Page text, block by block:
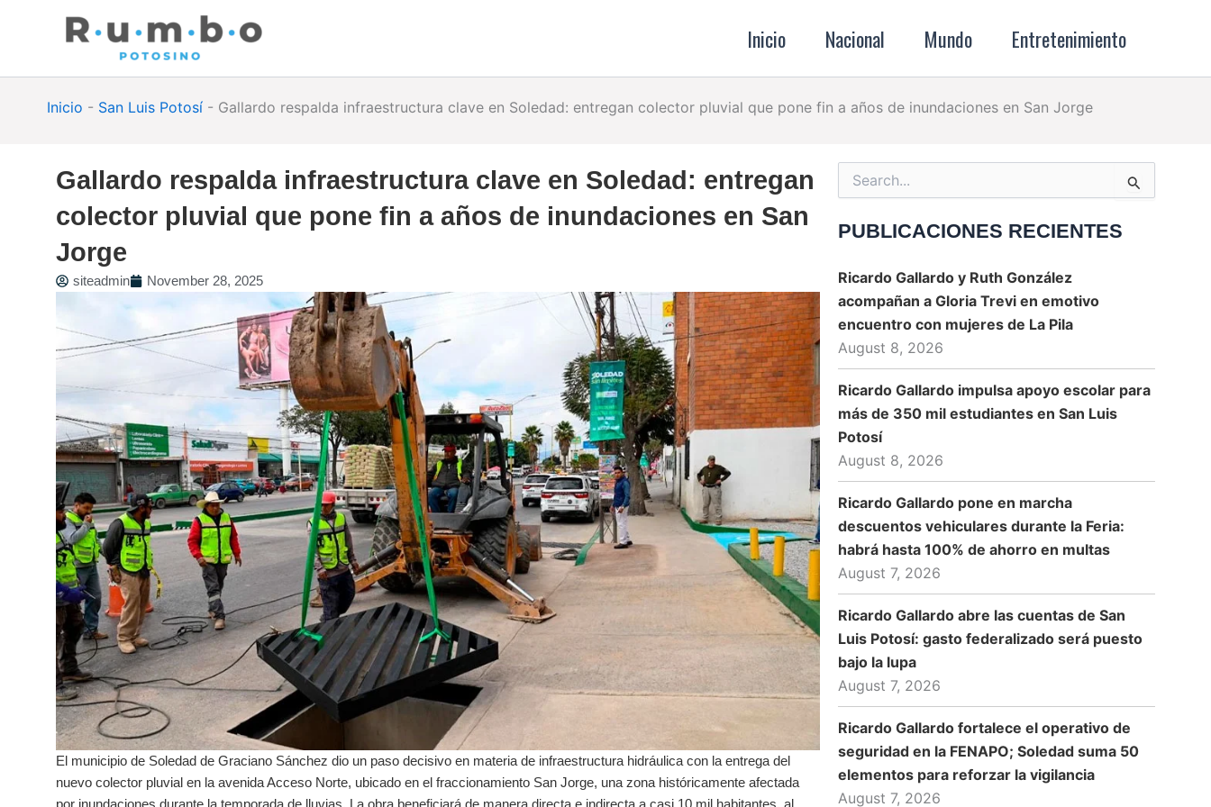
Inicio Nacional Mundo Entretenimiento
Inicio - San Luis Potosí - Gallardo respalda infraestructura clave en Soledad: entregan colector pluvial que pone fin a años de inundaciones en San Jorge
Gallardo respalda infraestructura clave en Soledad: entregan
colector pluvial que pone fin a años de inundaciones en San
Jorge
siteadmin November 28, 2025
El municipio de Soledad de Graciano Sánchez dio un paso decisivo en materia de infraestructura hidráulica con la entrega del
nuevo colector pluvial en la avenida Acceso Norte, ubicado en el fraccionamiento San Jorge, una zona históricamente afectada
por inundaciones durante la temporada de lluvias. La obra beneficiará de manera directa e indirecta a casi 10 mil habitantes, al
Search
for:
PUBLICACIONES RECIENTES
Ricardo Gallardo y Ruth González
acompañan a Gloria Trevi en emotivo
encuentro con mujeres de La Pila
August 8, 2026
Ricardo Gallardo impulsa apoyo escolar para
más de 350 mil estudiantes en San Luis
Potosí
August 8, 2026
Ricardo Gallardo pone en marcha
descuentos vehiculares durante la Feria:
habrá hasta 100% de ahorro en multas
August 7, 2026
Ricardo Gallardo abre las cuentas de San
Luis Potosí: gasto federalizado será puesto
bajo la lupa
August 7, 2026
Ricardo Gallardo fortalece el operativo de
seguridad en la FENAPO; Soledad suma 50
elementos para reforzar la vigilancia
August 7, 2026